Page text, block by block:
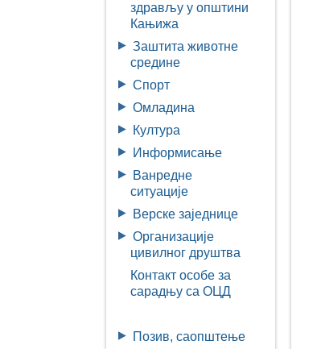
здрављу у општини
Кањижа
Заштита животне
средине
Спорт
Омладина
Култура
Информисање
Ванредне
ситуације
Верске заједнице
Организације
цивилног друштва
Контакт особе за
сарадњу са ОЦД
Позив, саопштење